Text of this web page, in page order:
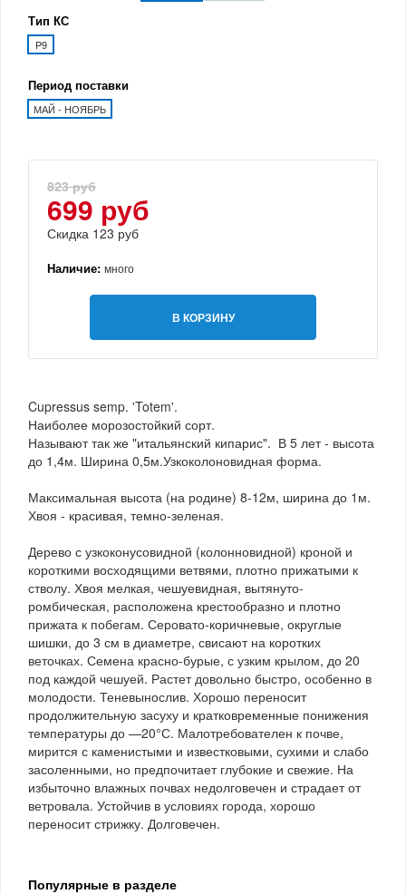
Тип КС
P9
Период поставки
МАЙ - НОЯБРЬ
823 руб
699 руб
Скидка 123 руб
Наличие: много
В КОРЗИНУ
Cupressus semp. 'Totem'.
Наиболее морозостойкий сорт.
Называют так же "итальянский кипарис". В 5 лет - высота
до 1,4м. Ширина 0,5м.Узкоколоновидная форма.
Максимальная высота (на родине) 8-12м, ширина до 1м.
Хвоя - красивая, темно-зеленая.
Дерево с узкоконусовидной (колонновидной) кроной и
короткими восходящими ветвями, плотно прижатыми к
стволу. Хвоя мелкая, чешуевидная, вытянуто-
ромбическая, расположена крестообразно и плотно
прижата к побегам. Серовато-коричневые, округлые
шишки, до 3 см в диаметре, свисают на коротких
веточках. Семена красно-бурые, с узким крылом, до 20
под каждой чешуей. Растет довольно быстро, особенно в
молодости. Теневынослив. Хорошо переносит
продолжительную засуху и кратковременные понижения
температуры до —20°С. Малотребователен к почве,
мирится с каменистыми и известковыми, сухими и слабо
засоленными, но предпочитает глубокие и свежие. На
избыточно влажных почвах недолговечен и страдает от
ветровала. Устойчив в условиях города, хорошо
переносит стрижку. Долговечен.
Популярные в разделе